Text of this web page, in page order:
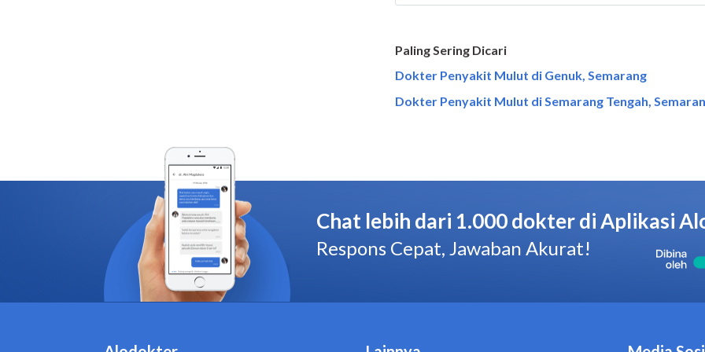
Paling Sering Dicari
Dokter Penyakit Mulut di Genuk, Semarang
Dokter Penyakit Mulut di Semarang Tengah,